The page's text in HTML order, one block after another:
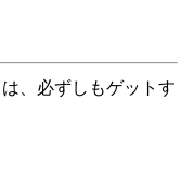
、必ずしもゲットす